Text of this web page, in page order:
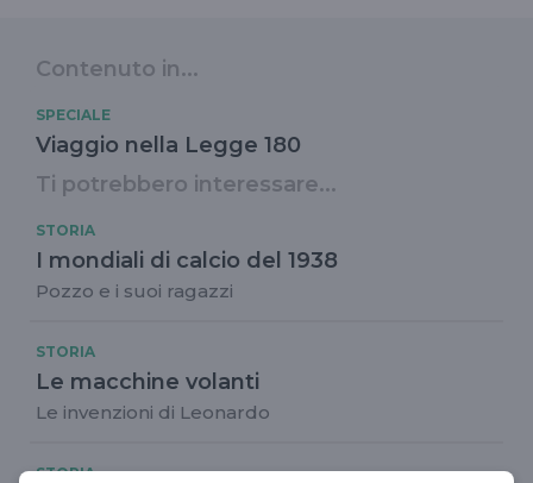
Contenuto in...
SPECIALE
Viaggio nella Legge 180
Ti potrebbero interessare...
STORIA
I mondiali di calcio del 1938
Pozzo e i suoi ragazzi
STORIA
Le macchine volanti
Le invenzioni di Leonardo
STORIA